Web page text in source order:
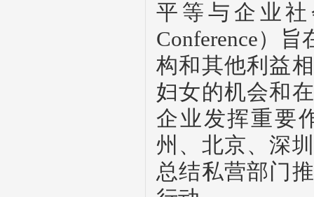
平等与企业
Conference）旨
构和其他利益
妇女的机会和
企业发挥重要
州、北京、深
总结私营部门